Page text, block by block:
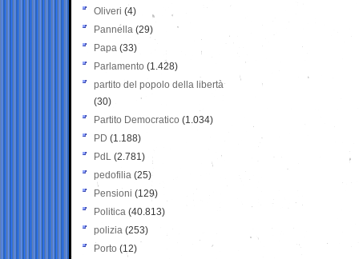
Oliveri (4)
Pannella (29)
Papa (33)
Parlamento (1.428)
partito del popolo della libertà
(30)
Partito Democratico (1.034)
PD (1.188)
PdL (2.781)
pedofilia (25)
Pensioni (129)
Politica (40.813)
polizia (253)
Porto (12)